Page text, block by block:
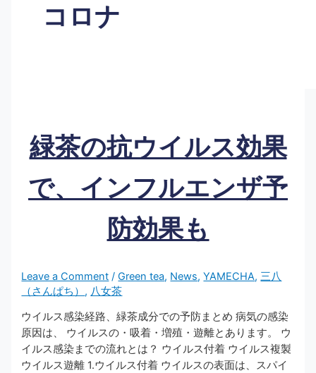
コロナ
緑茶の抗ウイルス効果
で、インフルエンザ予
防効果も
Leave a Comment /Green tea, News,YAMECHA,三八
（さんぱち） , 八女茶
ウイルス感染経路、緑茶成分での予防まとめ 病気の感染
原因は、 ウイルスの・吸着・増殖・遊離とあります。 ウ
イルス感染までの流れとは？ ウイルス付着 ウイルス複製
ウイルス遊離 1.ウイルス付着 ウイルスの表面は、スパイ